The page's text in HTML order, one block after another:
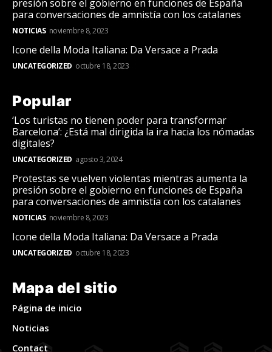
presión sobre el gobierno en funciones de España
para conversaciones de amnistía con los catalanes
NOTICIAS noviembre 8, 2023
Icone della Moda Italiana: Da Versace a Prada
UNCATEGORIZED octubre 18, 2023
Popular
‘Los turistas no tienen poder para transformar
Barcelona’: ¿Está mal dirigida la ira hacia los nómadas
digitales?
UNCATEGORIZED agosto 3, 2024
Protestas se vuelven violentas mientras aumenta la
presión sobre el gobierno en funciones de España
para conversaciones de amnistía con los catalanes
NOTICIAS noviembre 8, 2023
Icone della Moda Italiana: Da Versace a Prada
UNCATEGORIZED octubre 18, 2023
Mapa del sitio
Página de inicio
Noticias
Contact